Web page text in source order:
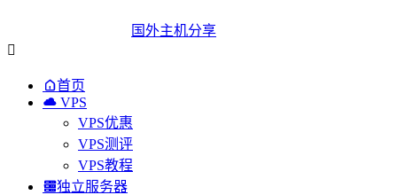
国外主机分享

首页
 VPS
VPS优惠
VPS测评
VPS教程
独立服务器